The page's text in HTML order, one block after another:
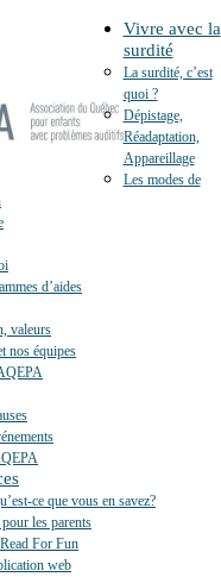
Vivre avec la
surdité
La surdité, c’est
quoi ?
Dépistage,
Réadaptation,
Appareillage
Les modes de
d’aides
valeurs
nos équipes
ce que vous en savez?
les parents
For Fun
web